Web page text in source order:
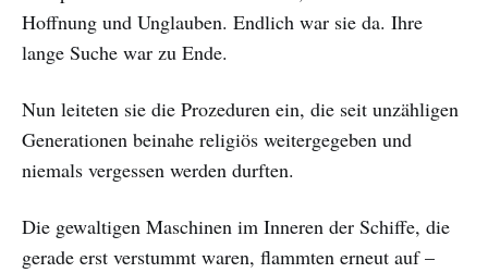
Hoffnung und Unglauben. Endlich war sie da. Ihre
lange Suche war zu Ende.
Nun leiteten sie die Prozeduren ein, die seit unzähligen
Generationen beinahe religiös weitergegeben und
niemals vergessen werden durften.
Die gewaltigen Maschinen im Inneren der Schiffe, die
gerade erst verstummt waren, flammten erneut auf –